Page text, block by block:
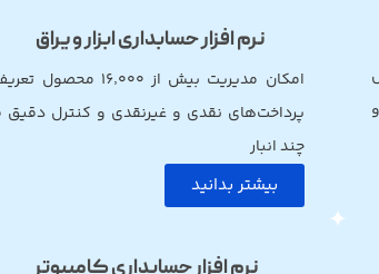
نرم افزار حسابداری ابزار و یراق
امکان مدیریت بیش از
پرداخت‌های نقدی و غیرنقدی و کنترل
چند انبار
بیشتر بدانید